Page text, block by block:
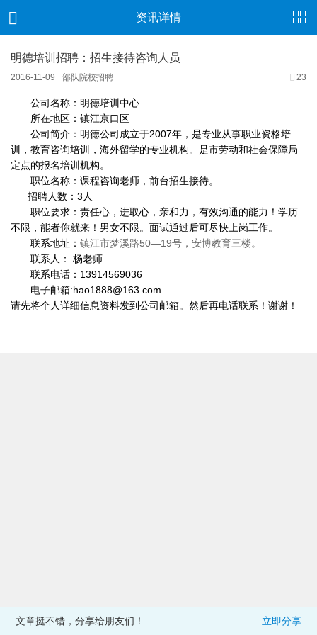
资讯详情
明德培训招聘：招生接待咨询人员
2016-11-09 部队院校招聘 23
公司名称：明德培训中心
所在地区：镇江京口区
公司简介：明德公司成立于2007年，是专业从事职业资格培
训，教育咨询培训，海外留学的专业机构。是市劳动和社会保障局
定点的报名培训机构。
职位名称：课程咨询老师，前台招生接待。
招聘人数：3人
职位要求：责任心，进取心，亲和力，有效沟通的能力！学历
不限，能者你就来！男女不限。面试通过后可尽快上岗工作。
联系地址： 镇江市梦溪路50—19号，安博教育三楼。
联系人： 杨老师
联系电话：13914569036
电子邮箱:hao1888@163.com
请先将个人详细信息资料发到公司邮箱。然后再电话联系！谢谢！
文章挺不错，分享给朋友们！ 立即分享